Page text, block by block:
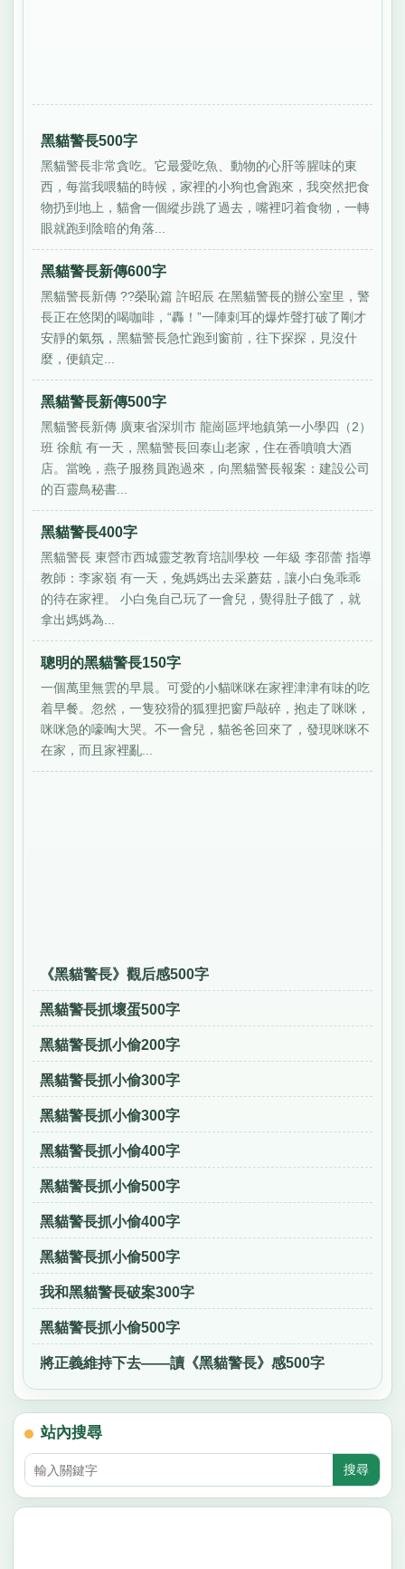
黑貓警長500字
黑貓警長非常貪吃。它最愛吃魚、動物的心肝等腥味的東
西，每當我喂貓的時候，家裡的小狗也會跑來，我突然把食
物扔到地上，貓會一個縱步跳了過去，嘴裡叼着食物，一轉
眼就跑到陰暗的角落...
黑貓警長新傳600字
黑貓警長新傳 ??榮恥篇 許昭辰 在黑貓警長的辦公室里，警
長正在悠閑的喝咖啡，“轟！”一陣刺耳的爆炸聲打破了剛才
安靜的氣氛，黑貓警長急忙跑到窗前，往下探探，見沒什
麼，便鎮定...
黑貓警長新傳500字
黑貓警長新傳 廣東省深圳市 龍崗區坪地鎮第一小學四（2）
班 徐航 有一天，黑貓警長回泰山老家，住在香噴噴大酒
店。當晚，燕子服務員跑過來，向黑貓警長報案：建設公司
的百靈鳥秘書...
黑貓警長400字
黑貓警長 東營市西城靈芝教育培訓學校 一年級 李邵蕾 指導
教師：李家嶺 有一天，兔媽媽出去采蘑菇，讓小白兔乖乖
的待在家裡。 小白兔自己玩了一會兒，覺得肚子餓了，就
拿出媽媽為...
聰明的黑貓警長150字
一個萬里無雲的早晨。可愛的小貓咪咪在家裡津津有味的吃
着早餐。忽然，一隻狡猾的狐狸把窗戶敲碎，抱走了咪咪，
咪咪急的嚎啕大哭。不一會兒，貓爸爸回來了，發現咪咪不
在家，而且家裡亂...
《黑貓警長》觀后感500字
黑貓警長抓壞蛋500字
黑貓警長抓小偷200字
黑貓警長抓小偷300字
黑貓警長抓小偷300字
黑貓警長抓小偷400字
黑貓警長抓小偷500字
黑貓警長抓小偷400字
黑貓警長抓小偷500字
我和黑貓警長破案300字
黑貓警長抓小偷500字
將正義維持下去——讀《黑貓警長》感500字
站內搜尋